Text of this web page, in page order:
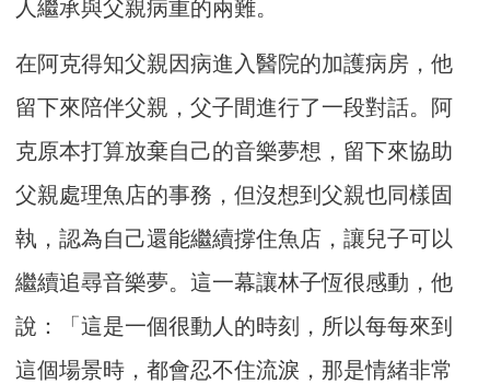
人繼承與父親病重的兩難。
在阿克得知父親因病進入醫院的加護病房，他
留下來陪伴父親，父子間進行了一段對話。阿
克原本打算放棄自己的音樂夢想，留下來協助
父親處理魚店的事務，但沒想到父親也同樣固
執，認為自己還能繼續撐住魚店，讓兒子可以
繼續追尋音樂夢。這一幕讓林子恆很感動，他
說：「這是一個很動人的時刻，所以每每來到
這個場景時，都會忍不住流淚，那是情緒非常